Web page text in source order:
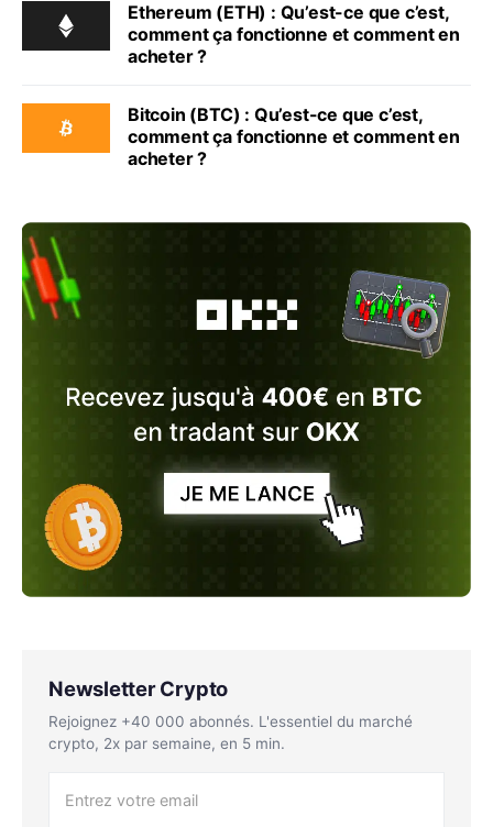
Ethereum (ETH) : Qu’est-ce que c’est,
comment ça fonctionne et comment en
acheter ?
Bitcoin (BTC) : Qu’est-ce que c’est,
comment ça fonctionne et comment en
acheter ?
Newsletter Crypto
Rejoignez +40 000 abonnés. L'essentiel du marché
crypto, 2x par semaine, en 5 min.